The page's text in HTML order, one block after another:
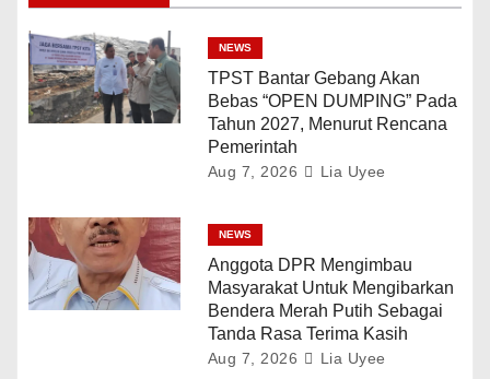
NEWS
TPST Bantar Gebang Akan
Bebas “OPEN DUMPING” Pada
Tahun 2027, Menurut Rencana
Pemerintah
Aug 7, 2026 Lia Uyee
NEWS
Anggota DPR Mengimbau
Masyarakat Untuk Mengibarkan
Bendera Merah Putih Sebagai
Tanda Rasa Terima Kasih
Aug 7, 2026 Lia Uyee